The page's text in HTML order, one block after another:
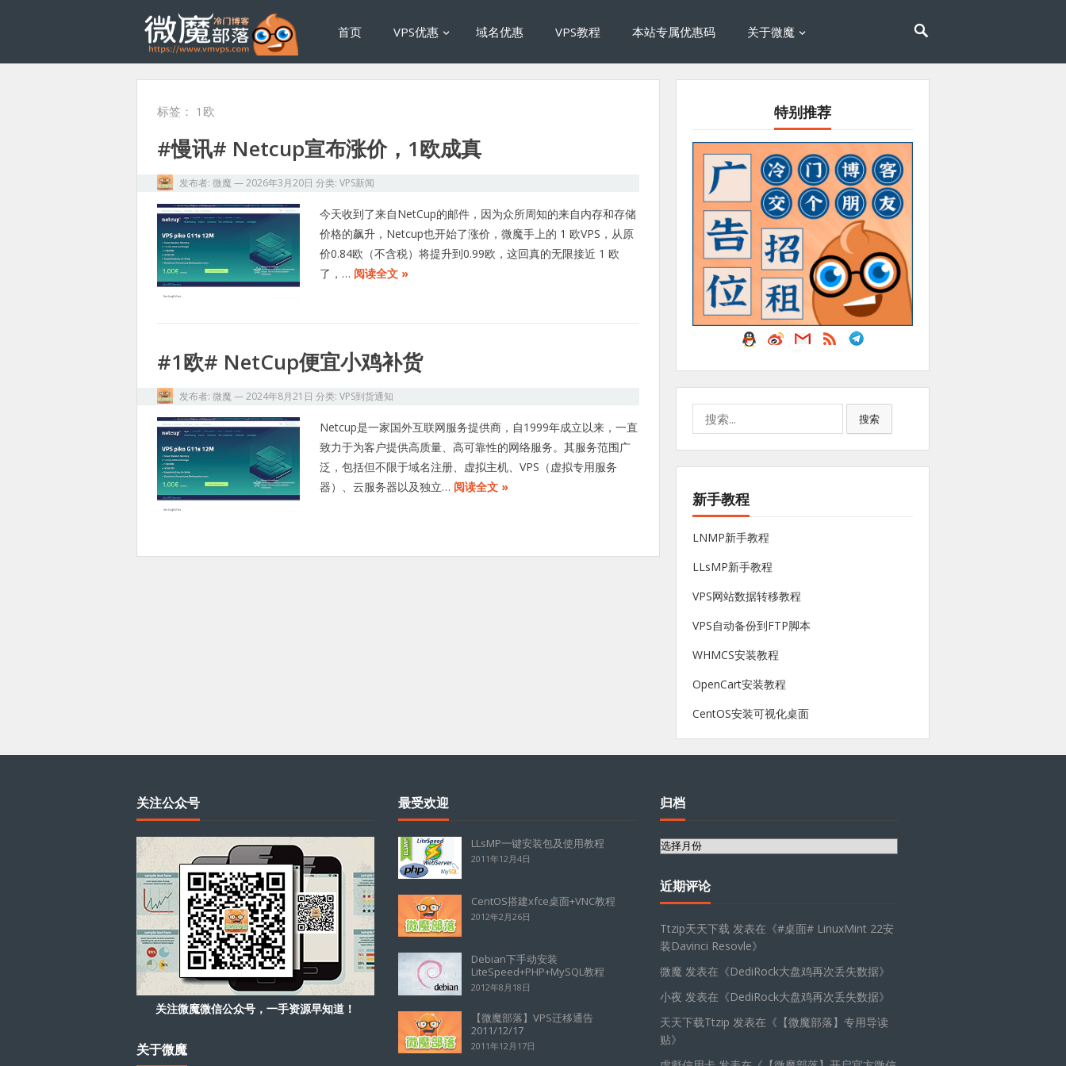
首页 VPS优惠 域名优惠 VPS教程 本站专属优惠码 关于微魔
标签： 1欧
#慢讯# Netcup宣布涨价，1欧成真
发布者: 微魔 —2026年3月20日 分类: VPS新闻
今天收到了来自NetCup的邮件，因为众所周知的来自内存和存储
价格的飙升，Netcup也开始了涨价，微魔手上的 1 欧VPS，从原
价0.84欧（不含税）将提升到0.99欧，这回真的无限接近 1 欧
了，… 阅读全文 »
#1欧# NetCup便宜小鸡补货
发布者: 微魔 —2024年8月21日 分类: VPS到货通知
Netcup是一家国外互联网服务提供商，自1999年成立以来，一直
致力于为客户提供高质量、高可靠性的网络服务。其服务范围广
泛，包括但不限于域名注册、虚拟主机、VPS（虚拟专用服务
器）、云服务器以及独立… 阅读全文 »
特别推荐
搜索
新手教程
LNMP新手教程
LLsMP新手教程
VPS网站数据转移教程
VPS自动备份到FTP脚本
WHMCS安装教程
OpenCart安装教程
CentOS安装可视化桌面
关注公众号
关注微魔微信公众号，一手资源早知道！
关于微魔
最受欢迎
LLsMP一键安装包及使用教程
2011年12月4日
CentOS搭建xfce桌面+VNC教程
2012年2月26日
Debian下手动安装
LiteSpeed+PHP+MySQL教程
2012年8月18日
【微魔部落】VPS迁移通告
2011/12/17
2011年12月17日
归档
归
近期评论
Ttzip天天下载 发表在《#桌面# LinuxMint 22安
装Davinci Resovle》
微魔 发表在《DediRock大盘鸡再次丢失数据》
小夜 发表在《DediRock大盘鸡再次丢失数据》
天天下载Ttzip 发表在《 【微魔部落】专用导读
贴》